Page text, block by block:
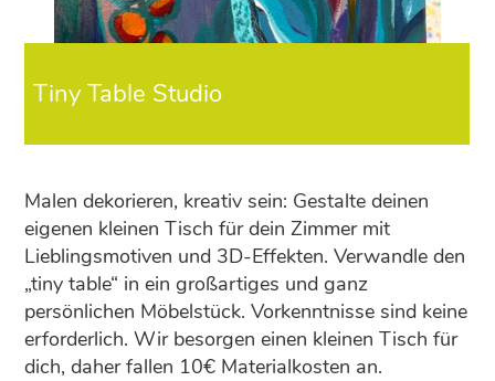
Tiny Table Studio
Malen dekorieren, kreativ sein: Gestalte deinen
eigenen kleinen Tisch für dein Zimmer mit
Lieblingsmotiven und 3D-Effekten. Verwandle den
„tiny table“ in ein großartiges und ganz
persönlichen Möbelstück. Vorkenntnisse sind keine
erforderlich. Wir besorgen einen kleinen Tisch für
dich, daher fallen 10€ Materialkosten an.